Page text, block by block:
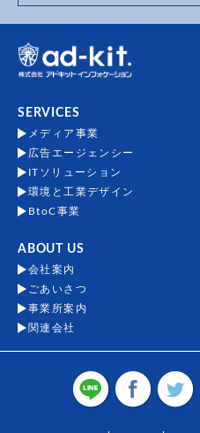
SERVICES
メディア事業
広告エージェンシー
ITソリューション
環境と工業デザイン
BtoC事業
ABOUT US
会社案内
ごあいさつ
事業所案内
関連会社